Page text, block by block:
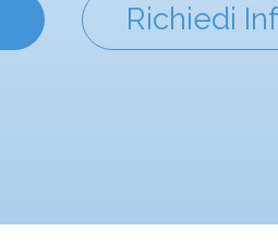
Richiedi